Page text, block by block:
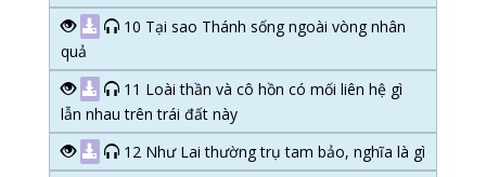
10 Tại sao Thánh sống ngoài vòng nhân
quả
11 Loài thần và cô hồn có mối liên hệ gì
lẫn nhau trên trái đất này
12 Như Lai thường trụ tam bảo, nghĩa là gì